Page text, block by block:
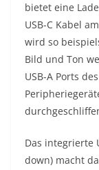
bietet eine
USB-C Kabel
wird so
Bild und Ton
USB-A Ports
Das integrierte
down) macht